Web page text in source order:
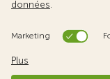
Conditions